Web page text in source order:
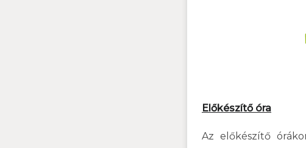
Előkészítő óra
Az előkészítő